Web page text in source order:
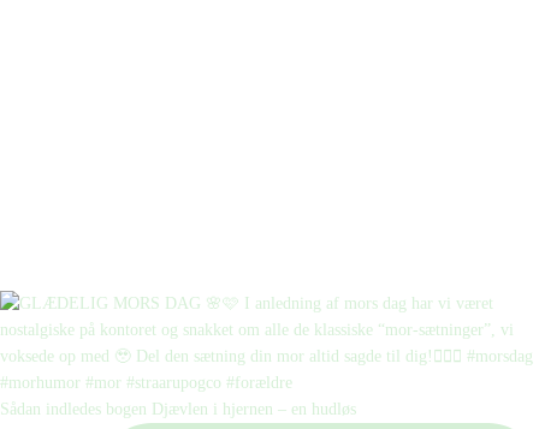
Sådan indledes bogen Djævlen i hjernen – en hudløs